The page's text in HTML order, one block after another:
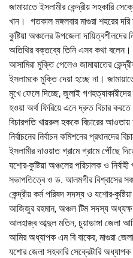
জামায়াতে ইসলামীর কেন্দ্রীয় সহকারি
খান। গতকাল মঙ্গলবার মাগুরা শহরের
কুষ্টিয়া অঞ্চলের উপজেলা দায়িত্বশীলদের
অতিথির বক্তব্যে তিনি এসব কথা
আসামিরা মুক্তি পেলেও জামায়াতের
ইসলামকে মুক্তি দেয়া হচ্ছে না।
মুখে ফেলে দিচ্ছে, জুলাই
হওয়া অর্থ ফিরিয়ে এনে দ্রুত বিচার করতে
বিচারপতি খায়রুল হককে বিচারের
নির্বাচনের নির্বাচন কমিশনের
ইসলামীর দাওয়াত গ্রামে গ্রামে পৌঁছে
যশোর-কুষ্টিয়া অঞ্চলের পরিচালক ও
সভাপতিত্বে ও ড. আলমগীর বিশ্বাসের
কেন্দ্রীয় কর্ম পরিষদ সদস্য ও যশোর-
আজিজুর রহমান, অঞ্চল টিম সদস্য
আলহাজ্ব আব্দুল মতিন, চুয়াডাঙ্গা জেলা
আমির অধ্যাপক এম বি বাকের, মাগুরা
যশোর জেলা সহকারি সেক্রেটারি